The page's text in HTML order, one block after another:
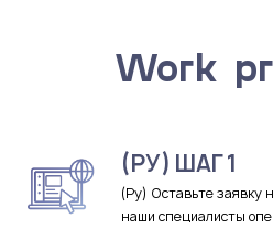
Work
(РУ) ШАГ 1
(Ру) Оставьте заявку
наши специалисты